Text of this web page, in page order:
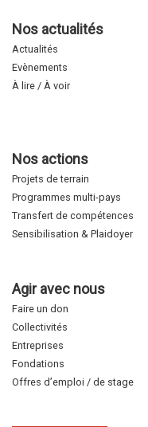
Nos actualités
Actualités
Evènements
À lire / À voir
Nos actions
Projets de terrain
Programmes multi-pays
Transfert de compétences
Sensibilisation & Plaidoyer
Agir avec nous
Faire un don
Collectivités
Entreprises
Fondations
Offres d’emploi / de stage